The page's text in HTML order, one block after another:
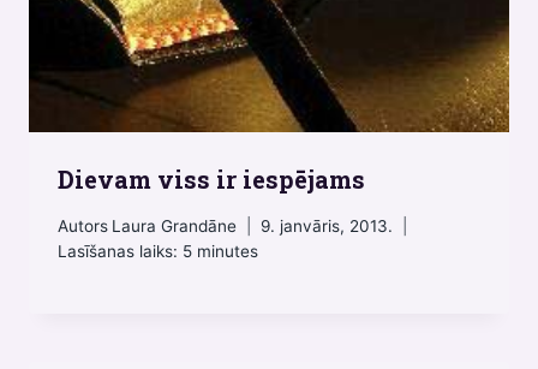
Dievam viss ir iespējams
Autors Laura Grandāne
9. janvāris, 2013.
Lasīšanas laiks: 5 minutes